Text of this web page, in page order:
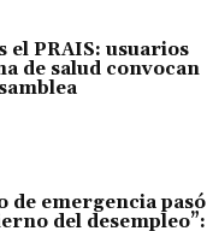
el PRAIS: usuarios
de salud convocan
de emergencia pasó
del desempleo”: